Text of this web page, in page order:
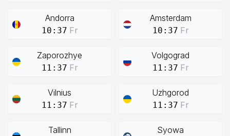
Andorra
10:37 Fr
Amsterdam
10:37 Fr
Zaporozhye
11:37 Fr
Volgograd
11:37 Fr
Vilnius
11:37 Fr
Uzhgorod
11:37 Fr
Tallinn Syowa